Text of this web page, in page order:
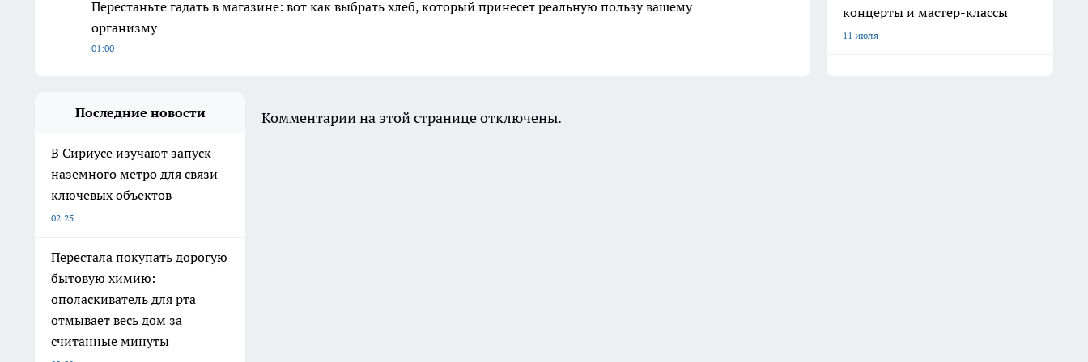
Перестаньте гадать в магазине: вот как выбрать хлеб, который принесет реальную пользу вашему
организму
01:00
концерты и мастер-классы
11 июля
Последние новости
В Сириусе изучают запуск
наземного метро для связи
ключевых объектов
02:25
Перестала покупать дорогую
бытовую химию:
ополаскиватель для рта
отмывает весь дом за
считанные минуты
Комментарии на этой странице отключены.